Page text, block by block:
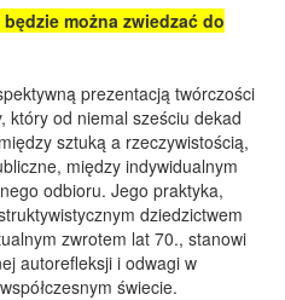
można zwiedzać do
prezentacją twórczości
który od niemal sześciu dekad
sztuką a rzeczywistością,
między indywidualnym
odbioru. Jego praktyka,
dziedzictwem
zwrotem lat 70., stanowi
autorefleksji i odwagi w
świecie.